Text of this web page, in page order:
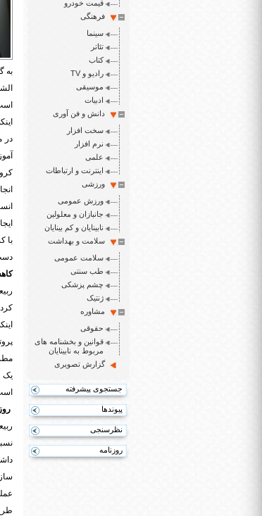
قیمت خودرو
فرهنگی
سینما
تئاتر
کتاب
رادیو و TV
موسیقی
ادبیات
دانش و فن آوری
سخت افزار
نرم افزار
علمی
اینترنت و ارتباطات
ورزشی
ورزش عمومی
جانبازان و معلولین
نابینایان و کم بینایان
سلامت و بهداشت
سلامت عمومی
طب سنتی
چشم پزشکی
ژنتیک
مشاوره
حقوقی
قوانین و بخشنامه های
مربوط به نابینایان
گزارش تصویری
جستجوی پیشرفته
پیوندها
نظرسنجی
روزنامه
به
در
با
یک
روزانه ۱۰ هزار تست به
طرح‌های زهکشی